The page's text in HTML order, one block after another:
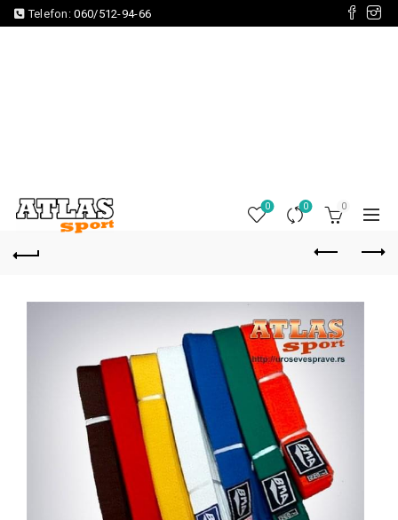
Telefon:060/512-94-66
0 0 0